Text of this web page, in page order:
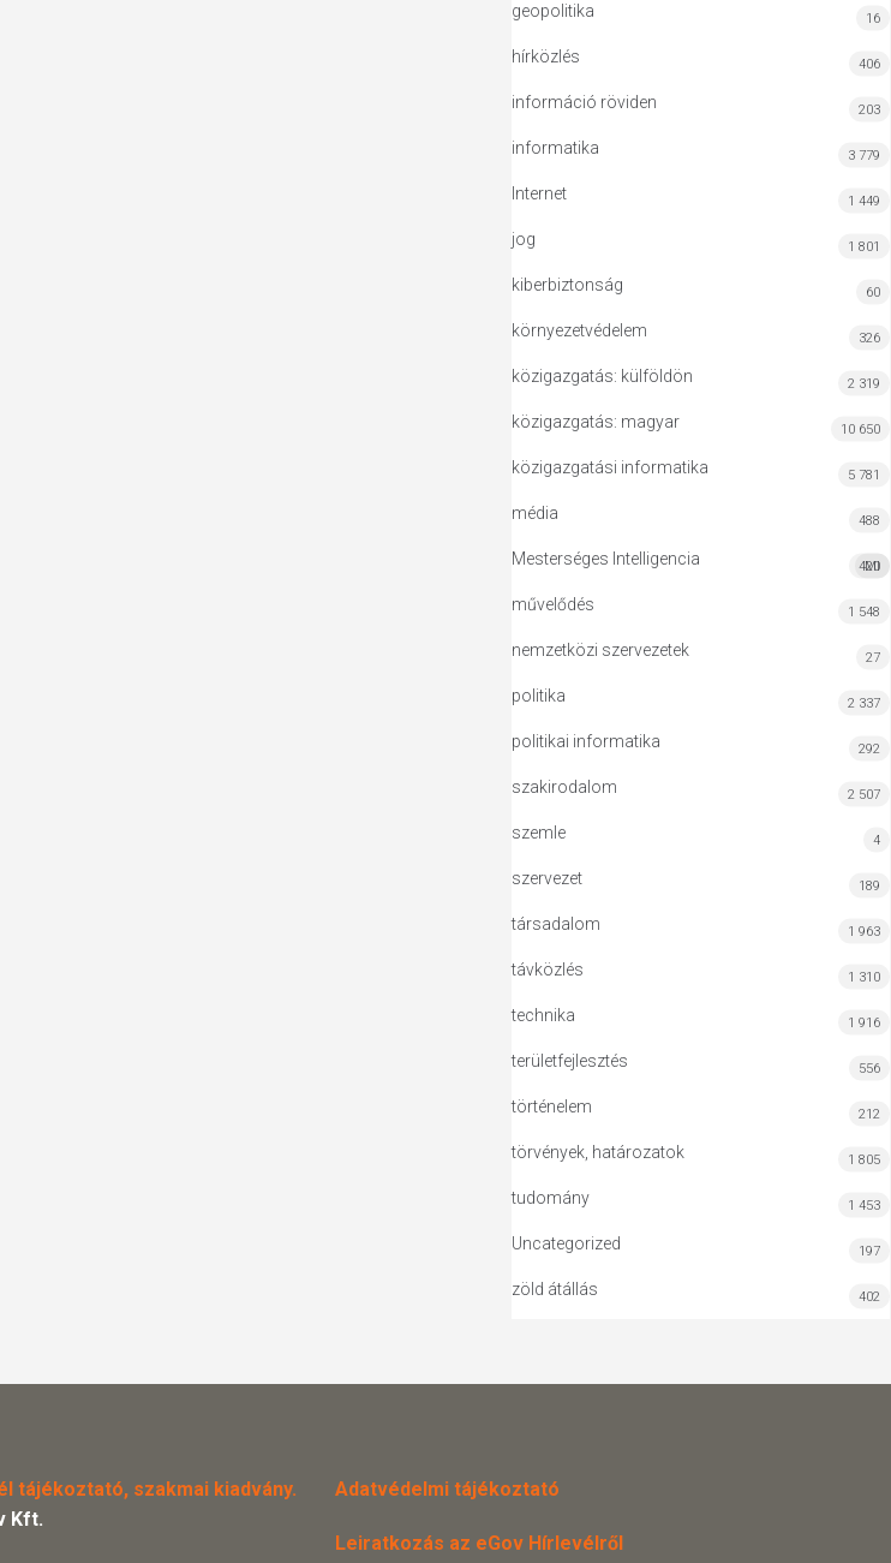
geopolitika 16
hírközlés 406
információ röviden 203
informatika 3 779
Internet 1 449
jog 1 801
kiberbiztonság 60
környezetvédelem 326
közigazgatás: külföldön 2 319
közigazgatás: magyar 10 650
közigazgatási informatika 5 781
média 488
Mesterséges Intelligencia MI
420
művelődés 1 548
nemzetközi szervezetek 27
politika 2 337
politikai informatika 292
szakirodalom 2 507
szemle 4
szervezet 189
társadalom 1 963
távközlés 1 310
technika 1 916
területfejlesztés 556
történelem 212
törvények, határozatok 1 805
tudomány 1 453
Uncategorized 197
zöld átállás 402
tájékoztató, szakmai kiadvány.
Kft.
Adatvédelmi tájékoztató
Leiratkozás az eGov Hírlevélről